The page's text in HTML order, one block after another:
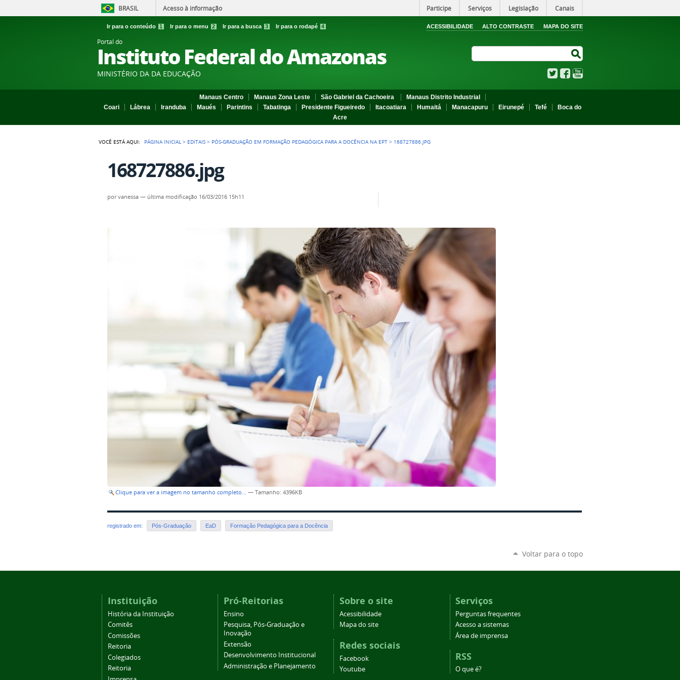
BRASIL Acesso à informação Participe Serviços Legislação Canais
Ir para o conteúdo 1 Ir para o menu 2 Ir para a busca 3 Ir para o rodapé 4 ACESSIBILIDADE ALTO CONTRASTE MAPA DO SITE
Portal do
Instituto Federal do Amazonas
MINISTÉRIO DA DA EDUCAÇÃO TwitterFacebook
Manaus Centro Manaus Zona Leste São Gabriel da Cachoeira
Manaus Distrito Industrial
Coari
Lábrea Iranduba Maués Parintins Tabatinga Presidente Figueiredo Itacoatiara Humaitá Manacapuru Eirunepé Tefé
Boca do
Acre
VOCÊ ESTÁ AQUI: PÁGINA INICIAL > EDITAIS > PÓS-GRADUAÇÃO EM FORMAÇÃO PEDAGÓGICA PARA A DOCÊNCIA NA EPT > 168727886.JPG
168727886.jpg
porvanessa— última modificação 16/03/2016 15h11
Clique para ver a imagem no tamanho completo… — Tamanho: 4396KB
registrado em: Pós-Graduação EaD Formação Pedagógica para a Docência
Voltar para o topo
Instituição
História da Instituição
Comitês
Comissões
Reitoria
Colegiados
Reitoria
Pró-Reitorias
Ensino
Pesquisa, Pós-Graduação e
Inovação
Extensão
Desenvolvimento Institucional
Administração e Planejamento
Sobre o site
Acessibilidade
Mapa do site
Redes sociais
Facebook
Youtube
Serviços
Perguntas frequentes
Acesso a sistemas
Área de imprensa
RSS
O que é?